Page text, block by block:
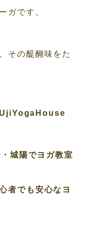
ガです。
その醍醐味をた
城陽でヨガ教室
でも安心なヨ